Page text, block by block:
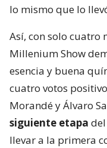
lo mismo que lo
Así, con solo cuatro
Millenium Show
esencia y buena
cuatro votos
Morandé y Álvaro
siguiente etapa
llevar a la primera